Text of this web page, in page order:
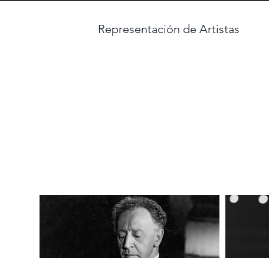
Representación de Artistas